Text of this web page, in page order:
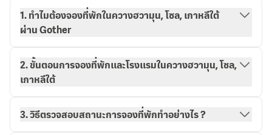
1. ทำไมต้องจองที่พักในควางฮวามุน, โซล, เกาหลีใต้
ผ่าน Gother
2. ขั้นตอนการจองที่พักและโรงแรมในควางฮวามุน, โซล,
เกาหลีใต้
3. วิธีตรวจสอบสถานะการจองที่พักทำอย่างไร ?